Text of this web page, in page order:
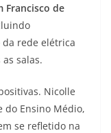
Francisco de
rede elétrica
salas.
Nicolle
do Ensino Médio,
se refletido na